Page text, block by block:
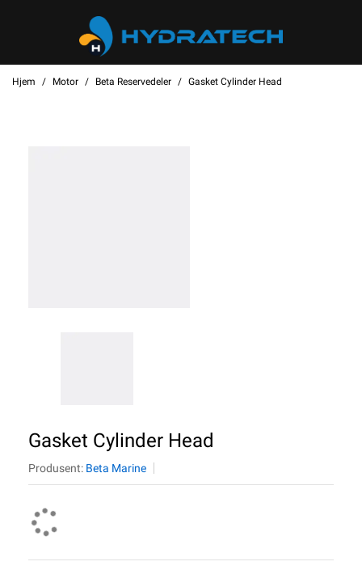
Hjem Motor Beta Reservedeler Gasket Cylinder Head
Gasket Cylinder Head
Produsent: Beta Marine